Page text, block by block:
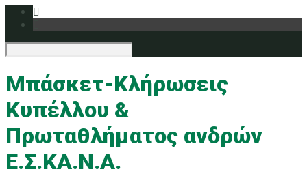
Μπάσκετ-Κλήρωσεις
Κυπέλλου &
Πρωταθλήματος ανδρών
Ε.Σ.ΚΑ.Ν.Α.